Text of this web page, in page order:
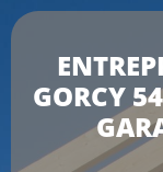
GORCY